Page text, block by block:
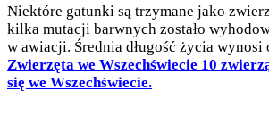
Niektóre gatunki są trzymane jako
kilka mutacji barwnych zostało
w awiacji. Średnia długość życia wynosi
Zwierzęta we Wszechświecie 10
się we Wszechświecie.